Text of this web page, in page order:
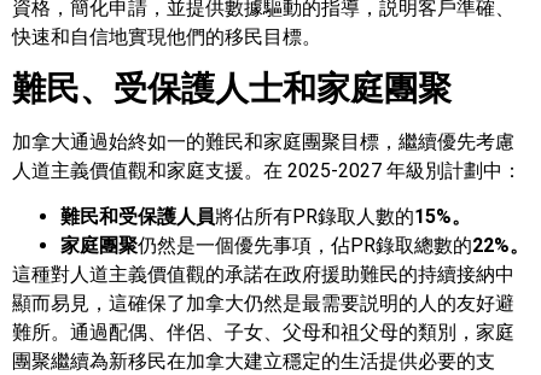
資格，簡化申請，並提供數據驅動的指導，説明客戶準確、
快速和自信地實現他們的移民目標。
難民、受保護人士和家庭團聚
加拿大通過始終如一的難民和家庭團聚目標，繼續優先考慮
人道主義價值觀和家庭支援。在 2025-2027 年級別計劃中：
難民和受保護人員將佔所有PR錄取人數的15%。
家庭團聚仍然是一個優先事項，佔PR錄取總數的22%。
這種對人道主義價值觀的承諾在政府援助難民的持續接納中
顯而易見，這確保了加拿大仍然是最需要説明的人的友好避
難所。通過配偶、伴侶、子女、父母和祖父母的類別，家庭
團聚繼續為新移民在加拿大建立穩定的生活提供必要的支